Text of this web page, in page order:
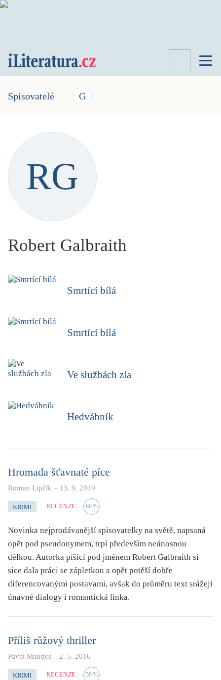
TÉMATA
KNIHY
LITERATURY
UKÁZKA
Spisovatelé G
RG
Robert Galbraith
Smrtící bílá
Smrtící bílá
Ve službách zla
Hedvábník
Hromada šťavnaté píce
Roman Lipčík – 13. 9. 2019
KRIMI RECENZE 60%
Novinka nejprodávanější spisovatelky na světě, napsaná
opět pod pseudonymem, trpí především neúnosnou
délkou. Autorka píšící pod jménem Robert Galbraith si
sice dala práci se zápletkou a opět potěší dobře
diferencovanými postavami, avšak do průměru text srážejí
únavné dialogy i romantická linka.
Příliš růžový thriller
Pavel Mandys – 2. 5. 2016
KRIMI RECENZE 50%